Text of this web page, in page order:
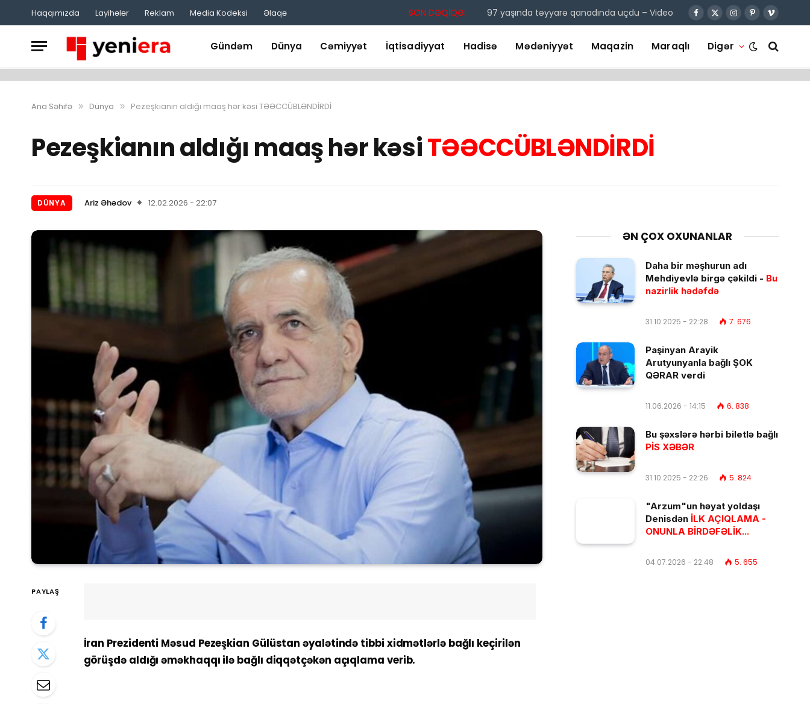
Haqqımızda Layihələr Reklam Media Kodeksi Əlaqə SON DƏQİQƏ: 97 yaşında təyyarə qanadında uçdu – Video Facebook
X
Instagram
Pinterest
Vimeo
Gündəm Dünya Cəmiyyət İqtisadiyyat Hadisə Mədəniyyət Maqazin Maraqlı Digər
Ana Səhifə » Dünya » Pezeşkianın aldığı maaş hər kəsi TƏƏCCÜBLƏNDİRDİ
Pezeşkianın aldığı maaş hər kəsiTƏƏCCÜBLƏNDİRDİ
DÜNYA Ariz Əhədov 12.02.2026 - 22:07
PAYLAŞ
İran Prezidenti Məsud Pezeşkian Gülüstan əyalətində tibbi xidmətlərlə bağlı keçirilən
görüşdə aldığı əməkhaqqı ilə bağlı diqqətçəkən açıqlama verib.
ƏN ÇOX OXUNANLAR
Daha bir məşhurun adı
Mehdiyevlə birgə çəkildi - Bu
nazirlik hədəfdə
31.10.2025 - 22:28 7. 676
Paşinyan Arayik
Arutyunyanla bağlı ŞOK
QƏRAR verdi
11.06.2026 - 14:15 6. 838
Bu şəxslərə hərbi biletlə bağlı
PİS XƏBƏR
31.10.2025 - 22:26 5. 824
"Arzum"un həyat yoldaşı
Denisdən İLK AÇIQLAMA -
ONUNLA BİRDƏFƏLİK...
04.07.2026 - 22:48 5. 655